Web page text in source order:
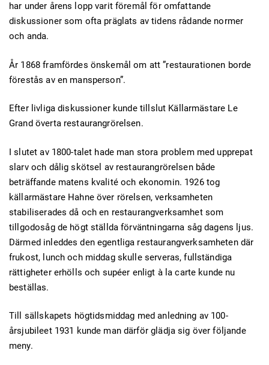
har under årens lopp varit föremål för omfattande
diskussioner som ofta präglats av tidens rådande normer
och anda.
År 1868 framfördes önskemål om att ”restaurationen borde
förestås av en mansperson”.
Efter livliga diskussioner kunde tillslut Källarmästare Le
Grand överta restaurangrörelsen.
I slutet av 1800-talet hade man stora problem med upprepat
slarv och dålig skötsel av restaurangrörelsen både
beträffande matens kvalité och ekonomin. 1926 tog
källarmästare Hahne över rörelsen, verksamheten
stabiliserades då och en restaurangverksamhet som
tillgodosåg de högt ställda förväntningarna såg dagens ljus.
Därmed inleddes den egentliga restaurangverksamheten där
frukost, lunch och middag skulle serveras, fullständiga
rättigheter erhölls och supéer enligt à la carte kunde nu
beställas.
Till sällskapets högtidsmiddag med anledning av 100-
årsjubileet 1931 kunde man därför glädja sig över följande
meny.